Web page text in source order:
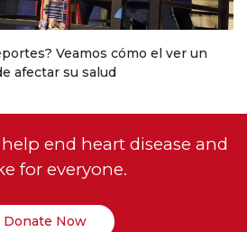
Veamos cómo el ver un
afectar su salud
end heart disease and
for everyone.
Donate Now